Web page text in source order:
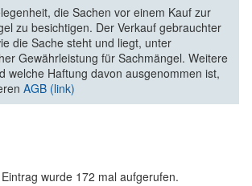
die Sachen vor einem Kauf zur
zu besichtigen. Der Verkauf gebrauchter
die Sache steht und liegt, unter
Gewährleistung für Sachmängel. Weitere
welche Haftung davon ausgenommen ist,
AGB (link)
wurde 172 mal aufgerufen.